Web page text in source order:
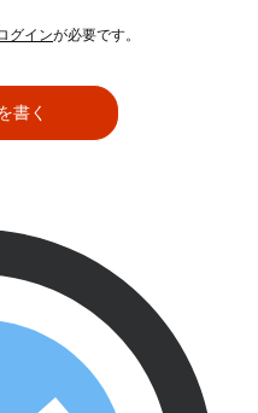
グインが必要です。
書く